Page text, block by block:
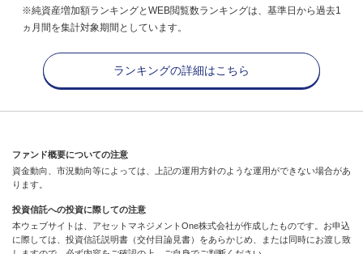
※純資産増加額ランキングとWEB閲覧数ランキングは、基準日から過去1
ヵ月間を集計対象期間としています。
ランキングの詳細はこちら
ファンド概要についての注意
資金動向、市況動向等によっては、上記の運用方針のような運用ができない場合があ
ります。
投資信託への投資に際しての注意
本ウェブサイトは、アセットマネジメントOne株式会社が作成したものです。お申込
に際しては、投資信託説明書（交付目論見書）をあらかじめ、または同時にお渡し致